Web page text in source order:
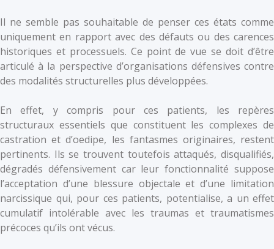
Il ne semble pas souhaitable de penser ces états comme
uniquement en rapport avec des défauts ou des carences
historiques et processuels. Ce point de vue se doit d’être
articulé à la perspective d’organisations défensives contre
des modalités structurelles plus développées.
En effet, y compris pour ces patients, les repères
structuraux essentiels que constituent les complexes de
castration et d’oedipe, les fantasmes originaires, restent
pertinents. Ils se trouvent toutefois attaqués, disqualifiés,
dégradés défensivement car leur fonctionnalité suppose
l’acceptation d’une blessure objectale et d’une limitation
narcissique qui, pour ces patients, potentialise, a un effet
cumulatif intolérable avec les traumas et traumatismes
précoces qu’ils ont vécus.